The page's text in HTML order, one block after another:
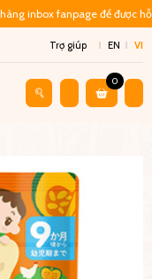
inbox fanpage để được
Trợ giúp EN VI
0